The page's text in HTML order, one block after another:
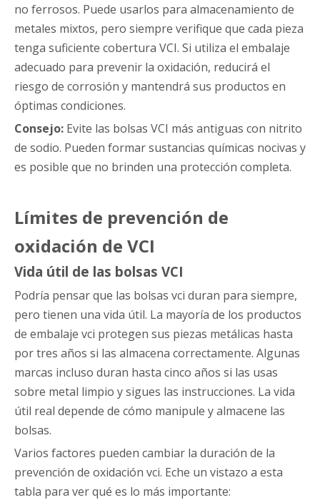
no ferrosos. Puede usarlos para almacenamiento de
metales mixtos, pero siempre verifique que cada pieza
tenga suficiente cobertura VCI. Si utiliza el embalaje
adecuado para prevenir la oxidación, reducirá el
riesgo de corrosión y mantendrá sus productos en
óptimas condiciones.
Consejo: Evite las bolsas VCI más antiguas con nitrito
de sodio. Pueden formar sustancias químicas nocivas y
es posible que no brinden una protección completa.
Límites de prevención de
oxidación de VCI
Vida útil de las bolsas VCI
Podría pensar que las bolsas vci duran para siempre,
pero tienen una vida útil. La mayoría de los productos
de embalaje vci protegen sus piezas metálicas hasta
por tres años si las almacena correctamente. Algunas
marcas incluso duran hasta cinco años si las usas
sobre metal limpio y sigues las instrucciones. La vida
útil real depende de cómo manipule y almacene las
bolsas.
Varios factores pueden cambiar la duración de la
prevención de oxidación vci. Eche un vistazo a esta
tabla para ver qué es lo más importante: